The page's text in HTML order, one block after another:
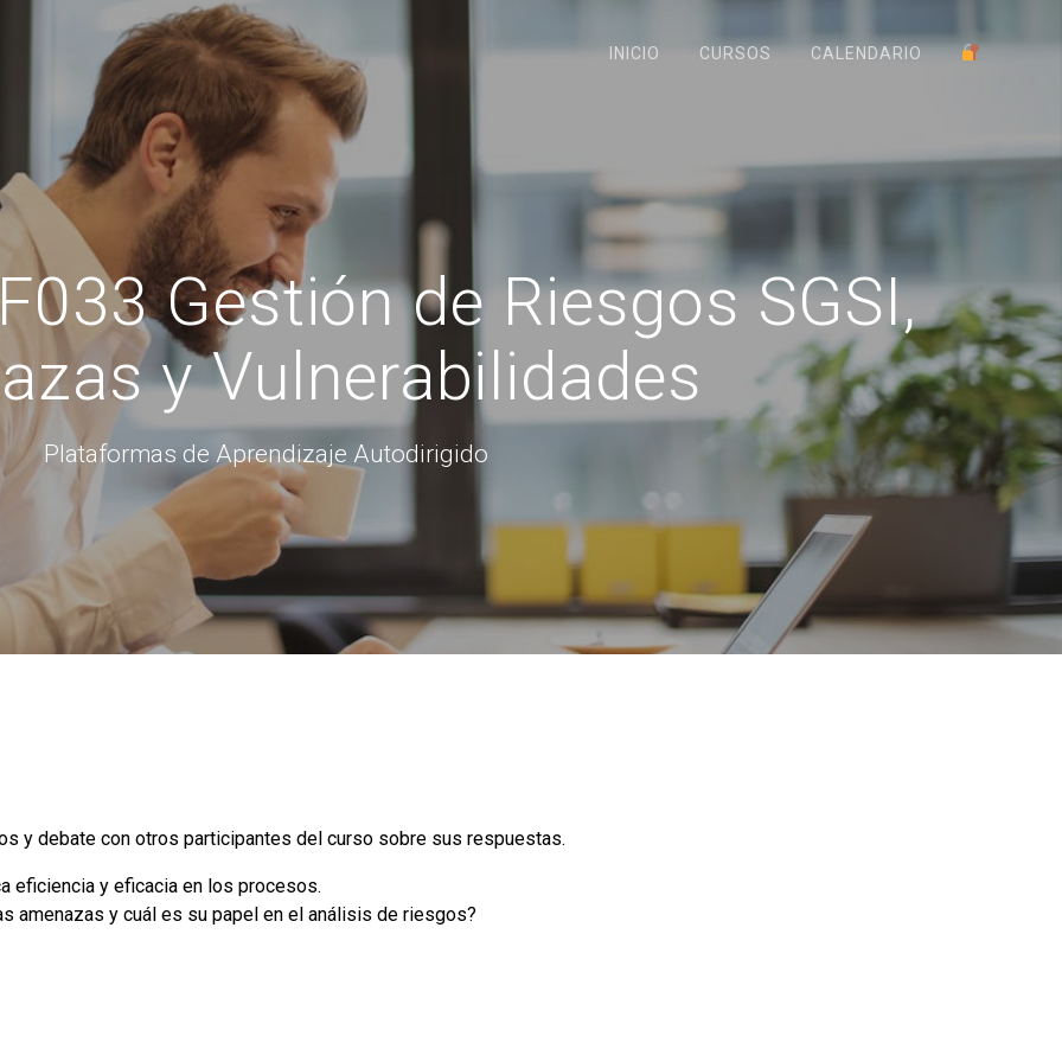
INICIO CURSOS CALENDARIO
Gestión de Riesgos SGSI,
y Vulnerabilidades
Plataformas de Aprendizaje Autodirigido
y debate con otros participantes del curso sobre sus respuestas.
eficiencia y eficacia en los procesos.
amenazas y cuál es su papel en el análisis de riesgos?